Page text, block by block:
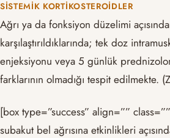
SISTEMIK KORTIKOSTEROIDLER
Ağrı ya da fonksiyon düzelimi
karşılaştırıldıklarında; tek doz
enjeksiyonu veya 5 günlük
farklarının olmadığı tespit edilmekte.
[box type=”success” align=””
subakut bel ağrısına etkinlikleri